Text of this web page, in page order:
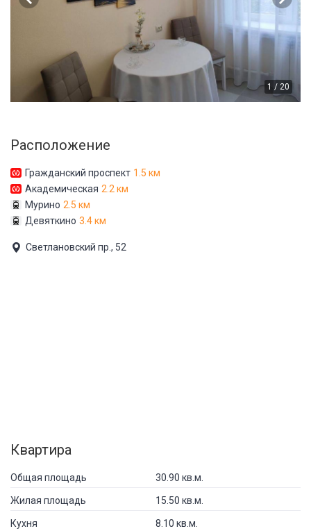
1 / 20
Расположение
Гражданский проспект 1.5 км
Академическая 2.2 км
Мурино 2.5 км
Девяткино 3.4 км
Светлановский пр., 52
Квартира
Общая площадь 30.90 кв.м.
Жилая площадь 15.50 кв.м.
Кухня 8.10 кв.м.